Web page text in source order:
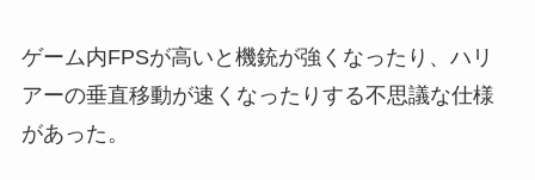
ゲーム内FPSが高いと機銃が強くなったり、ハリ
アーの垂直移動が速くなったりする不思議な仕様
があった。